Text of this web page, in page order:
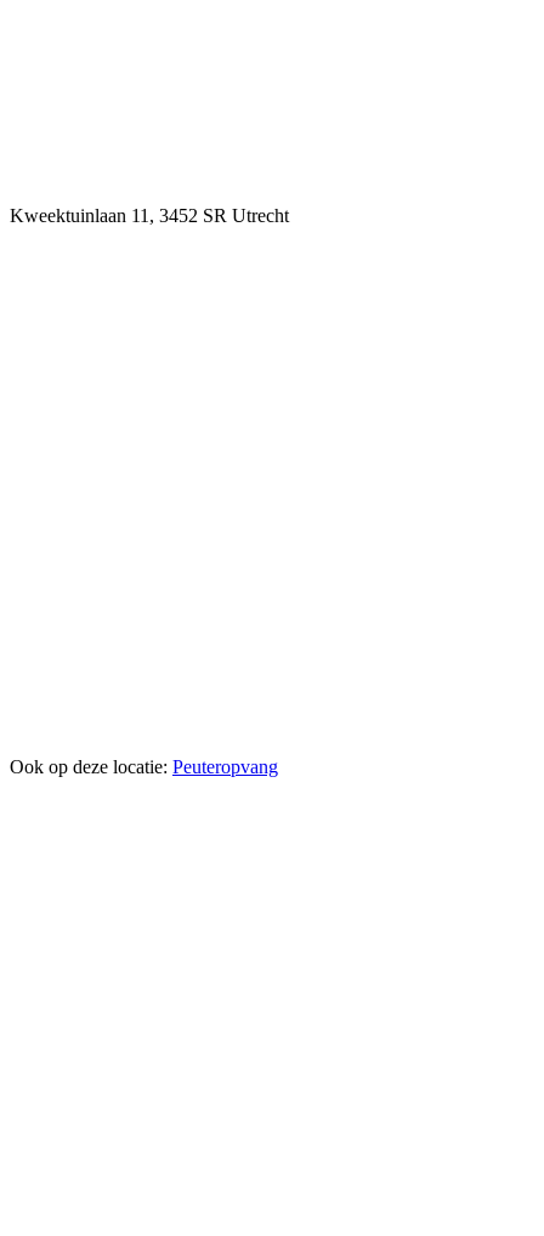
Kweektuinlaan 11, 3452 SR Utrecht
Ook op deze locatie: Peuteropvang